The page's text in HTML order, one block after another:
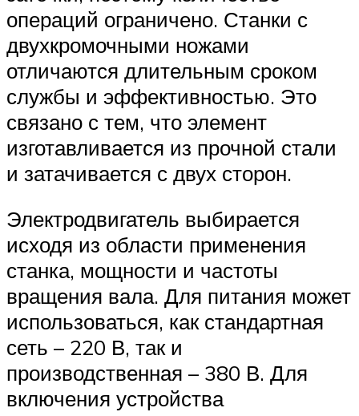
операций ограничено. Станки с
двухкромочными ножами
отличаются длительным сроком
службы и эффективностью. Это
связано с тем, что элемент
изготавливается из прочной стали
и затачивается с двух сторон.
Электродвигатель выбирается
исходя из области применения
станка, мощности и частоты
вращения вала. Для питания может
использоваться, как стандартная
сеть – 220 В, так и
производственная – 380 В. Для
включения устройства